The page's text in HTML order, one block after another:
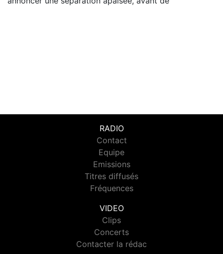
RADIO
Contact
Equipe
Emissions
Titres diffusés
Fréquences
VIDEO
Clips
Concerts
Contacter la rédac